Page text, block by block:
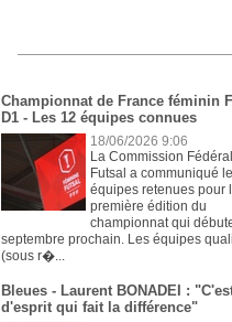
Championnat de France féminin
D1 - Les 12 équipes connues
18/06/2026 9:06
La Commission
Futsal a communiqué
équipes retenues pour
première édition du
championnat qui
septembre prochain. Les équipes
(sous r�...
Bleues - Laurent BONADEI :
d'esprit qui fait la différence"